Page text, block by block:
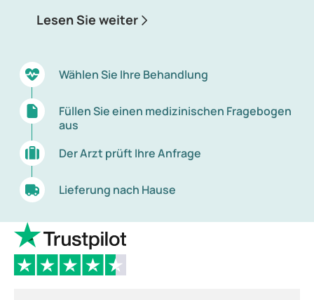
stellt die Antibabypille dar. Die Pille kann die
Beschwerden deutlich mindern, sodass die Periode
Lesen Sie weiter
Wählen Sie Ihre Behandlung
Füllen Sie einen medizinischen Fragebogen
aus
Der Arzt prüft Ihre Anfrage
Lieferung nach Hause